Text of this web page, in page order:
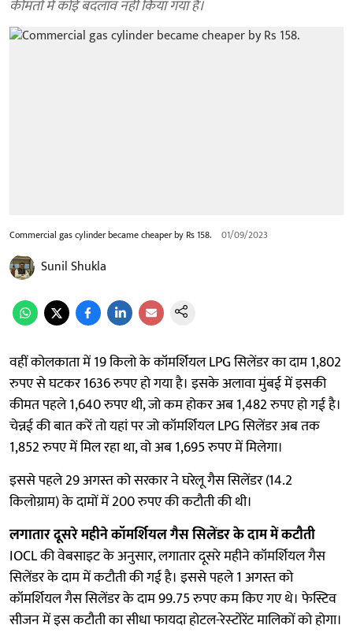
कीमतों में कोई बदलाव नहीं किया गया है।
Commercial gas cylinder became cheaper by Rs 158. 01/09/2023
Sunil Shukla
वहीं कोलकाता में 19 किलो के कॉमर्शियल LPG सिलेंडर का दाम 1,802
रुपए से घटकर 1636 रुपए हो गया है। इसके अलावा मुंबई में इसकी
कीमत पहले 1,640 रुपए थी, जो कम होकर अब 1,482 रुपए हो गई है।
चेन्नई की बात करें तो यहां पर जो कॉमर्शियल LPG सिलेंडर अब तक
1,852 रुपए में मिल रहा था, वो अब 1,695 रुपए में मिलेगा।
इससे पहले 29 अगस्त को सरकार ने घरेलू गैस सिलेंडर (14.2
किलोग्राम) के दामों में 200 रुपए की कटौती की थी।
लगातार दूसरे महीने कॉमर्शियल गैस सिलेंडर के दाम में कटौती
IOCL की वेबसाइट के अनुसार, लगातार दूसरे महीने कॉमर्शियल गैस
सिलेंडर के दाम में कटौती की गई है। इससे पहले 1 अगस्त को
कॉमर्शियल गैस सिलेंडर के दाम 99.75 रुपए कम किए गए थे। फेस्टिव
सीजन में इस कटौती का सीधा फायदा होटल-रेस्‍टोरेंट मालिकों को होगा।